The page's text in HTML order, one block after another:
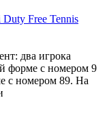
Free Tennis